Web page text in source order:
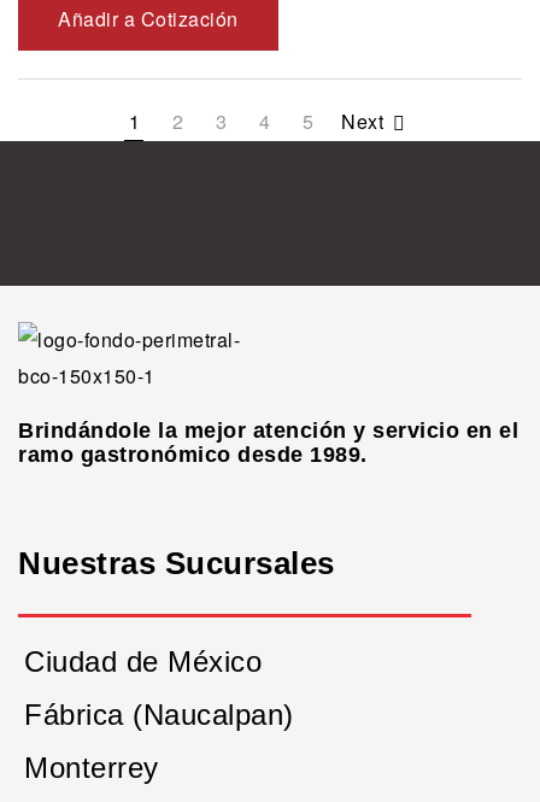
Añadir a Cotización
1 2 3 4 5 Next
Brindándole la mejor atención y servicio en el
ramo gastronómico desde 1989.
Nuestras Sucursales
Ciudad de México
Fábrica (Naucalpan)
Monterrey